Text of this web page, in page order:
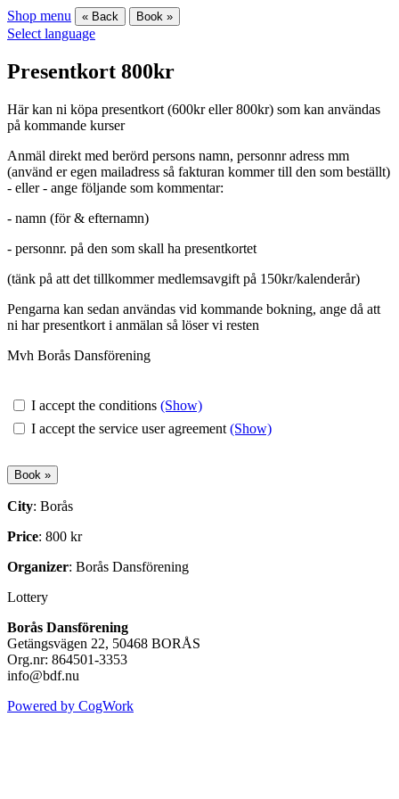
Shop menu « Back Book »
Select language
Presentkort 800kr
Här kan ni köpa presentkort (600kr eller 800kr) som kan användas
på kommande kurser
Anmäl direkt med berörd persons namn, personnr adress mm
(använd er egen mailadress så fakturan kommer till den som beställt)
- eller - ange följande som kommentar:
- namn (för & efternamn)
- personnr. på den som skall ha presentkortet
(tänk på att det tillkommer medlemsavgift på 150kr/kalenderår)
Pengarna kan sedan användas vid kommande bokning, ange då att
ni har presentkort i anmälan så löser vi resten
Mvh Borås Dansförening
I accept the conditions (Show)
I accept the service user agreement (Show)
City: Borås
Price: 800 kr
Organizer: Borås Dansförening
Lottery
Borås Dansförening
Getängsvägen 22, 50468 BORÅS
Org.nr: 864501-3353
info@bdf.nu
Powered by CogWork